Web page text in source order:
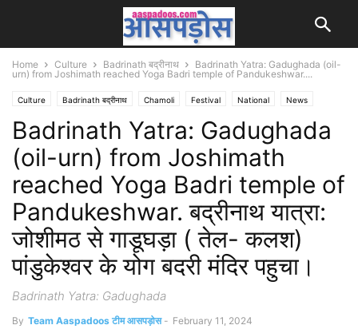
Home Culture Badrinath बद्रीनाथ
Badrinath Yatra: Gadughada (oil-
urn) from Joshimath reached Yoga Badri temple of Pandukeshwar....
Culture Badrinath बद्रीनाथ Chamoli Festival National News
Tourism Uttarakhand
Badrinath Yatra: Gadughada
(oil-urn) from Joshimath
reached Yoga Badri temple of
Pandukeshwar. बद्रीनाथ यात्रा:
जोशीमठ से गाडूघड़ा ( तेल- कलश)
पांडुकेश्वर के योग बदरी मंदिर पहुचा।
Badrinath Yatra: Gadughada
By Team Aaspadoos टीम आसपड़ोस - February 11, 2024